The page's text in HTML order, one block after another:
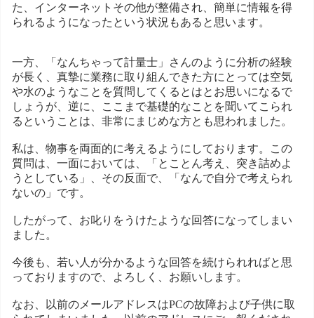
た、インターネットその他が整備され、簡単に情報を得
られるようになったという状況もあると思います。
一方、「なんちゃって計量士」さんのように分析の経験
が長く、真摯に業務に取り組んできた方にとっては空気
や水のようなことを質問してくるとはとお思いになるで
しょうが、逆に、ここまで基礎的なことを聞いてこられ
るということは、非常にまじめな方とも思われました。
私は、物事を両面的に考えるようにしております。この
質問は、一面においては、「とことん考え、突き詰めよ
うとしている」、その反面で、「なんで自分で考えられ
ないの」です。
したがって、お叱りをうけたような回答になってしまい
ました。
今後も、若い人が分かるような回答を続けられればと思
っておりますので、よろしく、お願いします。
なお、以前のメールアドレスはPCの故障および子供に取